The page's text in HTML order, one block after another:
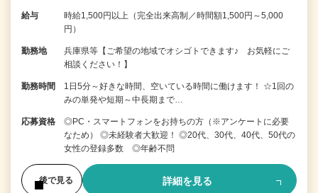
給与
時給1,500円以上（完全出来高制／時間額1,500円～5,000
円）
勤務地
兵庫県等【ご希望の地域でオシゴトできます♪ お気軽にご
相談ください！】
勤務時間
1日5分～好きな時間、空いている時間に働けます！ ☆1回の
みの単発や短期～中長期まで…
応募資格
◎PC・スマートフォンをお持ちの方（※アンケートに必要
なため） ◎未経験者大歓迎！ ◎20代、30代、40代、50代の
女性の登録多数 ◎年齢不問
後で見る 詳細を見る